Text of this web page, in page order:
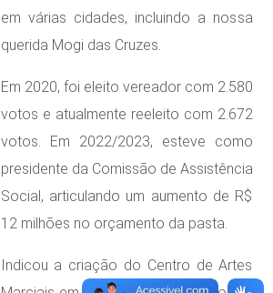
em várias cidades, incluindo a nossa
querida Mogi das Cruzes.
Em 2020, foi eleito vereador com 2.580
votos e atualmente reeleito com 2.672
votos. Em 2022/2023, esteve como
presidente da Comissão de Assistência
Social, articulando um aumento de R$
12 milhões no orçamento da pasta.
Indicou a criação do Centro de Artes